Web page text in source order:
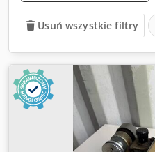
Usuń wszystkie filtry